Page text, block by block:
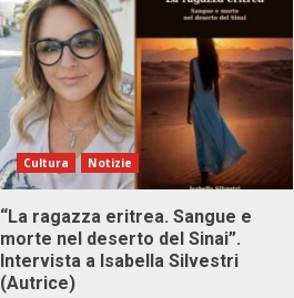
Cultura Notizie
“La ragazza eritrea. Sangue e
morte nel deserto del Sinai”.
Intervista a Isabella Silvestri
(Autrice)